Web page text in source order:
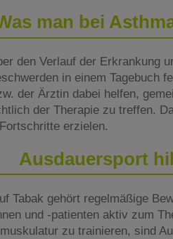
man bei
den Verlauf der Erkrankung
in einem Tagebuch
der Ärztin dabei helfen,
der Therapie zu treffen.
erzielen.
Ausdauersport
Tabak gehört regelmäßige
und -patienten aktiv zum
zu trainieren, sind